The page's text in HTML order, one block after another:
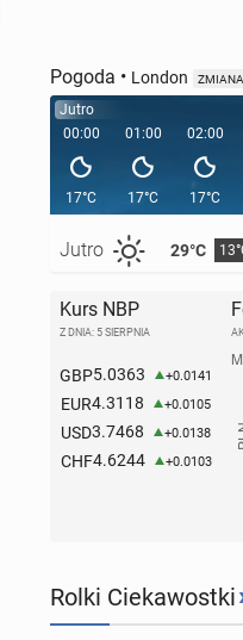
Pogoda • London ZMIANA
Jutro
00:00
17°C
Jutro 29°C
01:00
17°C
02:00
17°C
Kurs NBP
Z DNIA: 5 SIERPNIA
GBP5.0363 +0.0141
EUR4.3118 +0.0105
USD3.7468 +0.0138
CHF4.6244 +0.0103
Rolki Ciekawostki